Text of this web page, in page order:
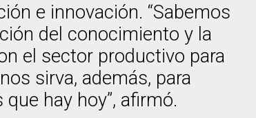
e innovación. “Sabemos
del conocimiento y la
el sector productivo para
sirva, además, para
hay hoy”, afirmó.